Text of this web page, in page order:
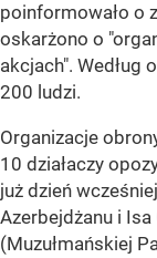
poinformowało o
oskarżono o
akcjach". Według
200 ludzi.
Organizacje
10 działaczy
już dzień
Azerbejdżanu i
(Muzułmańskiej